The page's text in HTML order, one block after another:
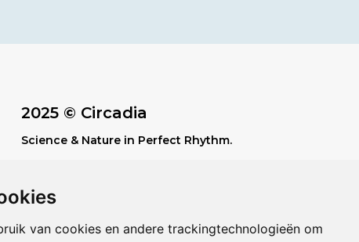
van cookies en andere trackingtechnologieën om
2025 © Circadia
Science & Nature in Perfect Rhythm.
UP-TO-DATE WebDesign